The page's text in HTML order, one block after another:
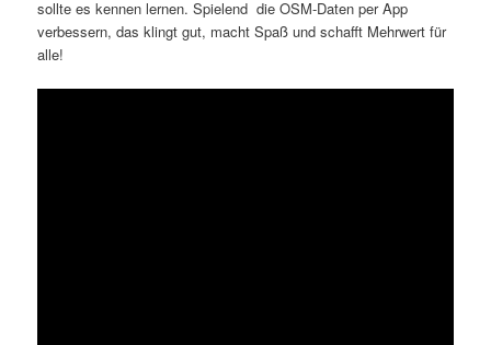
sollte es kennen lernen. Spielend die OSM-Daten per App
verbessern, das klingt gut, macht Spaß und schafft Mehrwert für
alle!